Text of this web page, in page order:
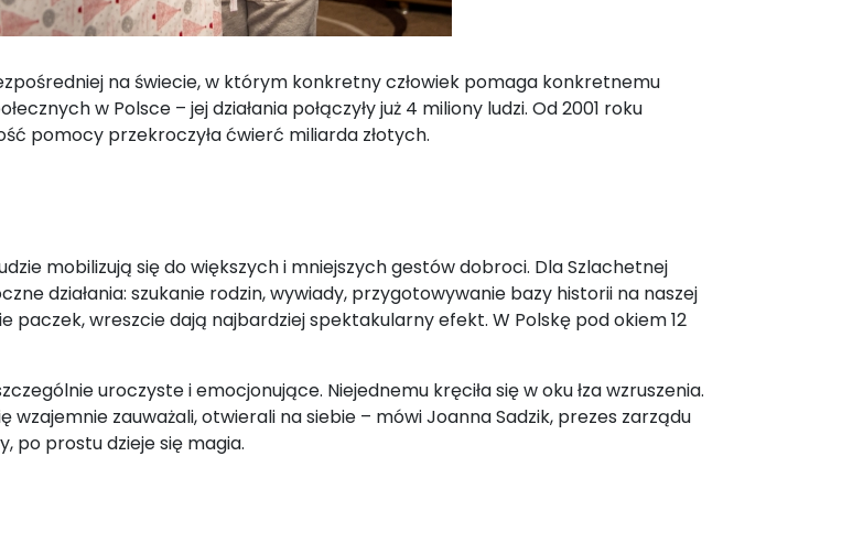
na świecie, w którym konkretny człowiek pomaga konkretnemu
w Polsce – jej działania połączyły już 4 miliony ludzi. Od 2001 roku
pomocy przekroczyła ćwierć miliarda złotych.
mobilizują się do większych i mniejszych gestów dobroci. Dla Szlachetnej
działania: szukanie rodzin, wywiady, przygotowywanie bazy historii na naszej
wreszcie dają najbardziej spektakularny efekt. W Polskę pod okiem 12
uroczyste i emocjonujące. Niejednemu kręciła się w oku łza wzruszenia.
zauważali, otwierali na siebie – mówi Joanna Sadzik, prezes zarządu
po prostu dzieje się magia.